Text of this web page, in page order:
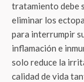
tratamiento debe
eliminar los
para interrumpir
inflamación e
solo reduce la
calidad de vida